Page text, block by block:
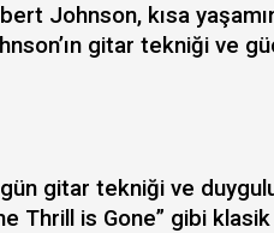
Johnson, kısa
gitar tekniği ve
gitar tekniği ve
Thrill is Gone” gibi